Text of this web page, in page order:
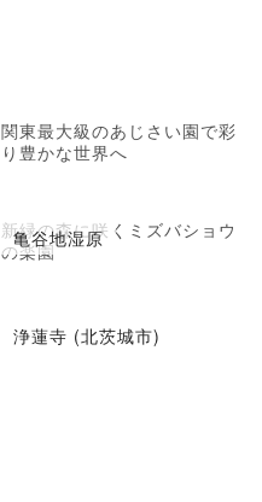
関東最大級のあじさい園で彩
り豊かな世界へ
亀谷地湿原
新緑の森に咲くミズバショウ
の楽園
浄蓮寺 (北茨城市)